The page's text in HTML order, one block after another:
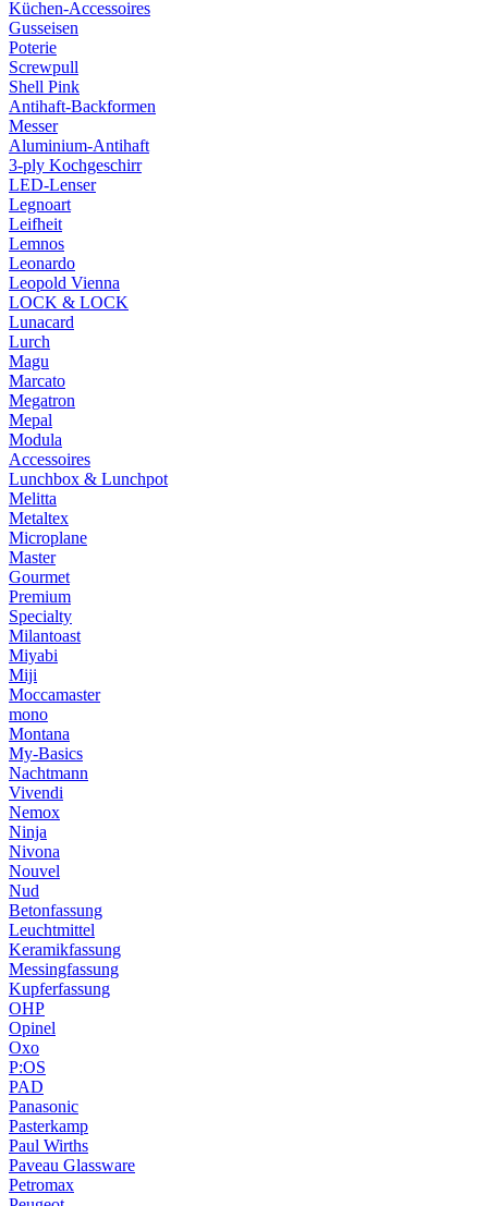
Küchen-Accessoires
Gusseisen
Poterie
Screwpull
Shell Pink
Antihaft-Backformen
Messer
Aluminium-Antihaft
3-ply Kochgeschirr
LED-Lenser
Legnoart
Leifheit
Lemnos
Leonardo
Leopold Vienna
LOCK & LOCK
Lunacard
Lurch
Magu
Marcato
Megatron
Mepal
Modula
Accessoires
Lunchbox & Lunchpot
Melitta
Metaltex
Microplane
Master
Gourmet
Premium
Specialty
Milantoast
Miyabi
Miji
Moccamaster
mono
Montana
My-Basics
Nachtmann
Vivendi
Nemox
Ninja
Nivona
Nouvel
Nud
Betonfassung
Leuchtmittel
Keramikfassung
Messingfassung
Kupferfassung
OHP
Opinel
Oxo
P:OS
PAD
Panasonic
Pasterkamp
Paul Wirths
Paveau Glassware
Petromax